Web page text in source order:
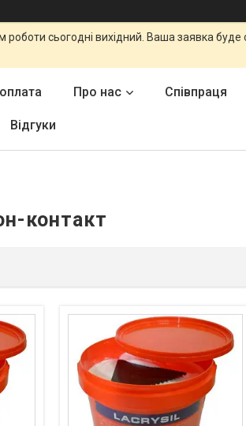
роботи сьогодні вихідний. Ваша заявка
Про нас Співпраця
Відгуки
контакт